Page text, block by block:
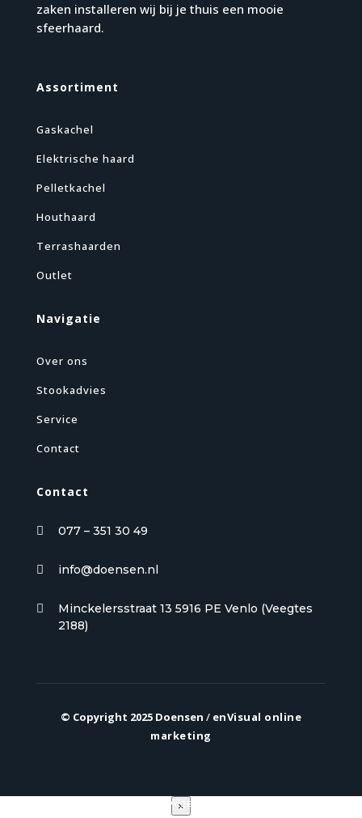
zaken installeren wij bij je thuis een mooie
sfeerhaard.
Assortiment
Gaskachel
Elektrische haard
Pelletkachel
Houthaard
Terrashaarden
Outlet
Navigatie
Over ons
Stookadvies
Service
Contact
Contact
 077 – 351 30 49
 info@doensen.nl

Minckelersstraat 13 5916 PE Venlo (Veegtes
2188)
© Copyright 2025 Doensen / enVisual online
marketing
Algemene voorwaarden
×